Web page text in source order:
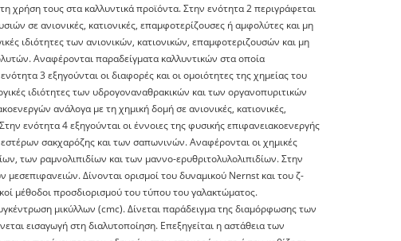
χρήση τους στα καλλυντικά προϊόντα. Στην ενότητα 2 περιγράφεται
σε ανιονικές, κατιονικές, επαμφοτερίζουσες ή αμφολύτες και μη
ιδιότητες των ανιονικών, κατιονικών, επαμφοτεριζουσών και μη
Αναφέρονται παραδείγματα καλλυντικών στα οποία
3 εξηγούνται οι διαφορές και οι ομοιότητες της χημείας του
ιδιότητες των υδρογοναναθρακικών και των οργανοπυριτικών
ανάλογα με τη χημική δομή σε ανιονικές, κατιονικές,
ενότητα 4 εξηγούνται οι έννοιες της φυσικής επιφανειακοενεργής
εστέρων σακχαρόζης και των σαπωνινών. Αναφέρονται οι χημικές
των ραμνολιπιδίων και των μαννο-ερυθριτολυλολιπιδίων. Στην
μεσεπιφανειών. Δίνονται ορισμοί του δυναμικού Νernst και του ζ-
μέθοδοι προσδιορισμού του τύπου του γαλακτώματος.
μικύλλων (cmc). Δίνεται παράδειγμα της διαμόρφωσης των
εισαγωγή στη διαλυτοποίηση. Επεξηγείται η αστάθεια των